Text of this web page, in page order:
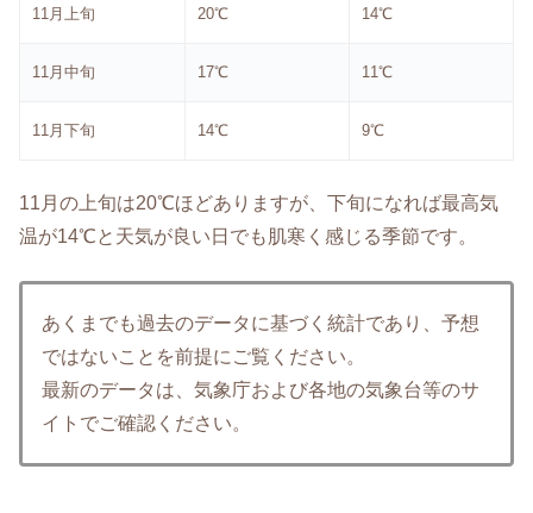
11月上旬 20℃ 14℃
11月中旬 17℃ 11℃
11月下旬 14℃ 9℃
11月の上旬は20℃ほどありますが、下旬になれば最高気
温が14℃と天気が良い日でも肌寒く感じる季節です。
あくまでも過去のデータに基づく統計であり、予想
ではないことを前提にご覧ください。
最新のデータは、気象庁および各地の気象台等のサ
イトでご確認ください。